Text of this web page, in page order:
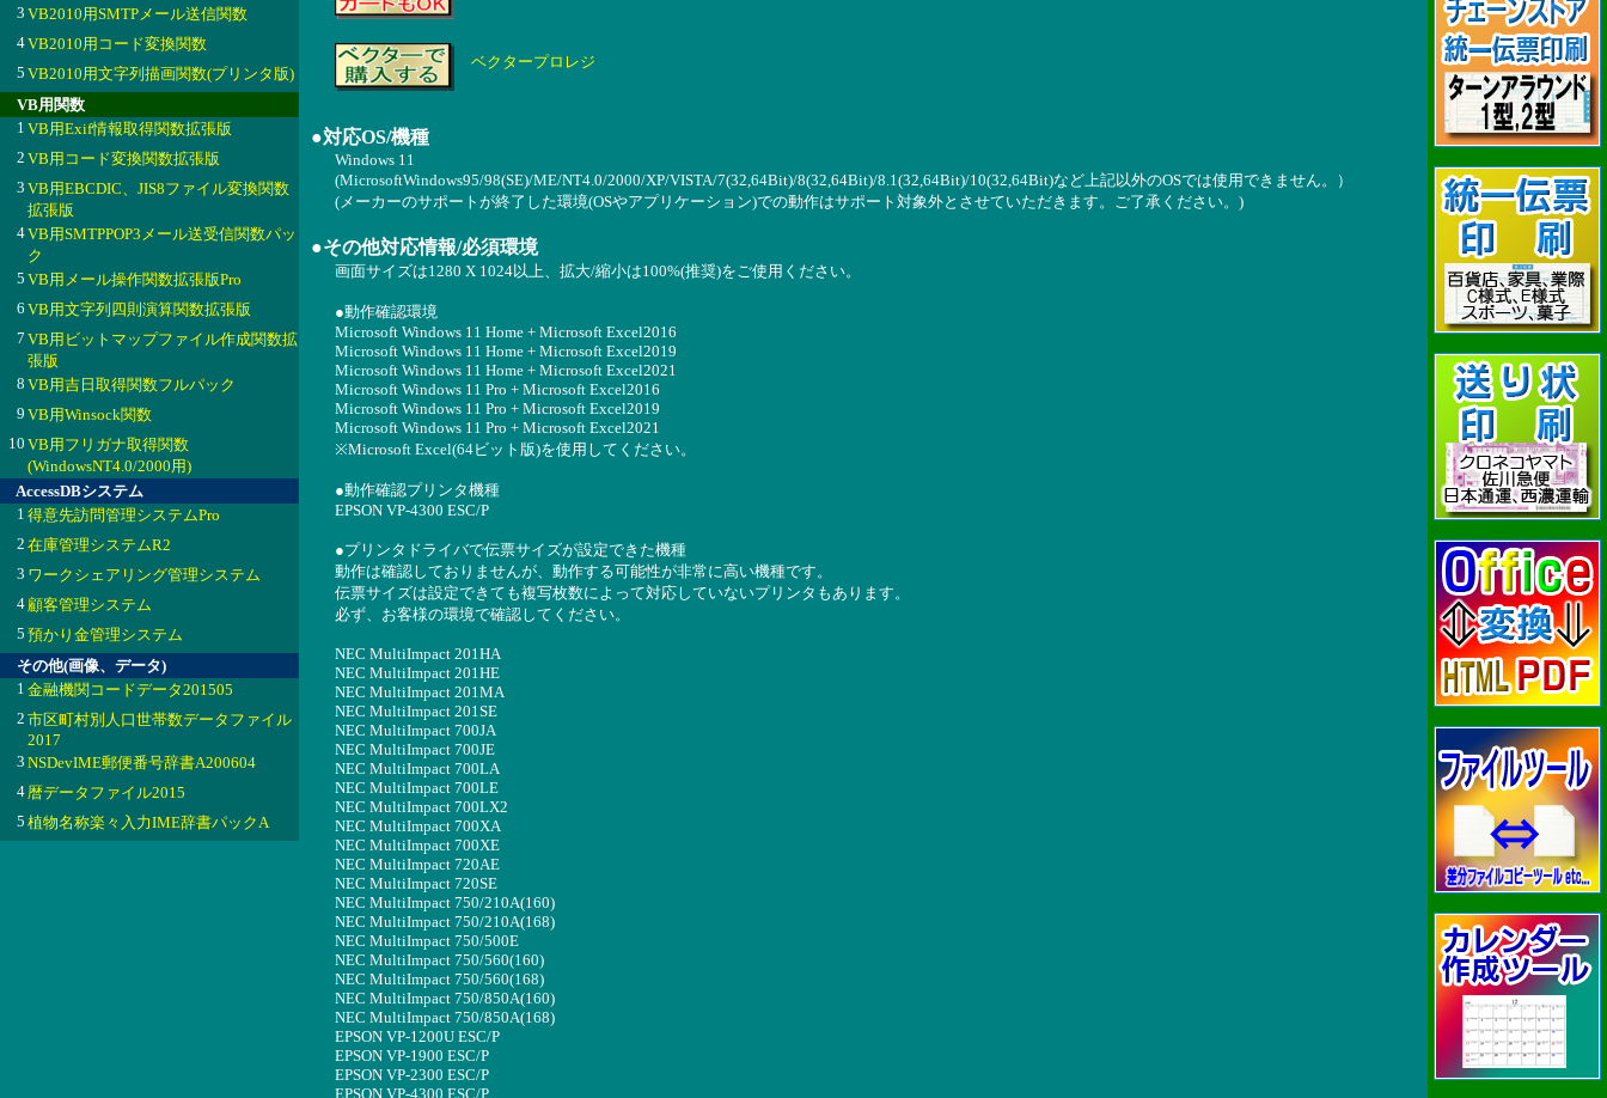
3 VB2010用SMTPメール送信関数
4VB2010用コード変換関数
5 VB2010用文字列描画関数(プリンタ版)
VB用関数
1 VB用Exif情報取得関数拡張版
2 VB用コード変換関数拡張版
3 VB用EBCDIC、JIS8ファイル変換関数
拡張版
4VB用SMTPPOP3メール送受信関数パッ
ク
5 VB用メール操作関数拡張版Pro
6 VB用文字列四則演算関数拡張版
7 VB用ビットマップファイル作成関数拡
張版
8 VB用吉日取得関数フルパック
9 VB用Winsock関数
10 VB用フリガナ取得関数
(WindowsNT4.0/2000用)
AccessDBシステム
1 得意先訪問管理システムPro
2 在庫管理システムR2
3 ワークシェアリング管理システム
4顧客管理システム
5 預かり金管理システム
その他(画像、データ)
1 金融機関コードデータ201505
2 市区町村別人口世帯数データファイル
2017
3 NSDevIME郵便番号辞書A200604
4暦データファイル2015
5 植物名称楽々入力IME辞書パックA
ベクタープロレジ
●対応OS/機種
Windows 11
(MicrosoftWindows95/98(SE)/ME/NT4.0/2000/XP/VISTA/7(32,64Bit)/8(32,64Bit)/8.1(32,64Bit)/10(32,64Bit)など上記以外のOSでは使用できません。）
(メーカーのサポートが終了した環境(OSやアプリケーション)での動作はサポート対象外とさせていただきます。ご了承ください。)
●その他対応情報/必須環境
画面サイズは1280 X 1024以上、拡大/縮小は100%(推奨)をご使用ください。
●動作確認環境
Microsoft Windows 11 Home + Microsoft Excel2016
Microsoft Windows 11 Home + Microsoft Excel2019
Microsoft Windows 11 Home + Microsoft Excel2021
Microsoft Windows 11 Pro + Microsoft Excel2016
Microsoft Windows 11 Pro + Microsoft Excel2019
Microsoft Windows 11 Pro + Microsoft Excel2021
※Microsoft Excel(64ビット版)を使用してください。
●動作確認プリンタ機種
EPSON VP-4300 ESC/P
●プリンタドライバで伝票サイズが設定できた機種
動作は確認しておりませんが、動作する可能性が非常に高い機種です。
伝票サイズは設定できても複写枚数によって対応していないプリンタもあります。
必ず、お客様の環境で確認してください。
NEC MultiImpact 201HA
NEC MultiImpact 201HE
NEC MultiImpact 201MA
NEC MultiImpact 201SE
NEC MultiImpact 700JA
NEC MultiImpact 700JE
NEC MultiImpact 700LA
NEC MultiImpact 700LE
NEC MultiImpact 700LX2
NEC MultiImpact 700XA
NEC MultiImpact 700XE
NEC MultiImpact 720AE
NEC MultiImpact 720SE
NEC MultiImpact 750/210A(160)
NEC MultiImpact 750/210A(168)
NEC MultiImpact 750/500E
NEC MultiImpact 750/560(160)
NEC MultiImpact 750/560(168)
NEC MultiImpact 750/850A(160)
NEC MultiImpact 750/850A(168)
EPSON VP-1200U ESC/P
EPSON VP-1900 ESC/P
EPSON VP-2300 ESC/P
EPSON VP-4300 ESC/P